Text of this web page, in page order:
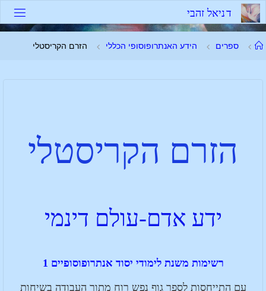
דניאל זהבי
ספרים הידע האנתרופוסופי הכללי הזרם הקריסטלי
הזרם הקריסטלי
ידע אדם-עולם דינמי
רשימות משנת לימודי יסוד אנתרופוסופיים 1
עם התייחסות לספר גוף נפש רוח מתוך העבודה בשיחות